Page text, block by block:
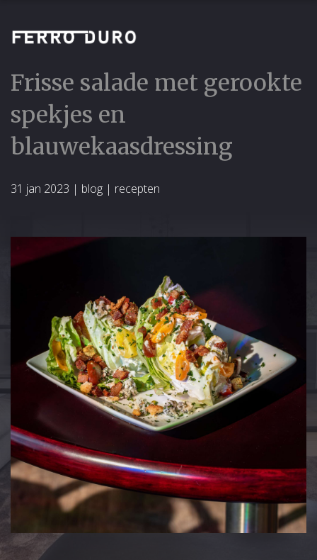
Frisse salade met gerookte
spekjes en
blauwekaasdressing
31 jan 2023 | blog | recepten